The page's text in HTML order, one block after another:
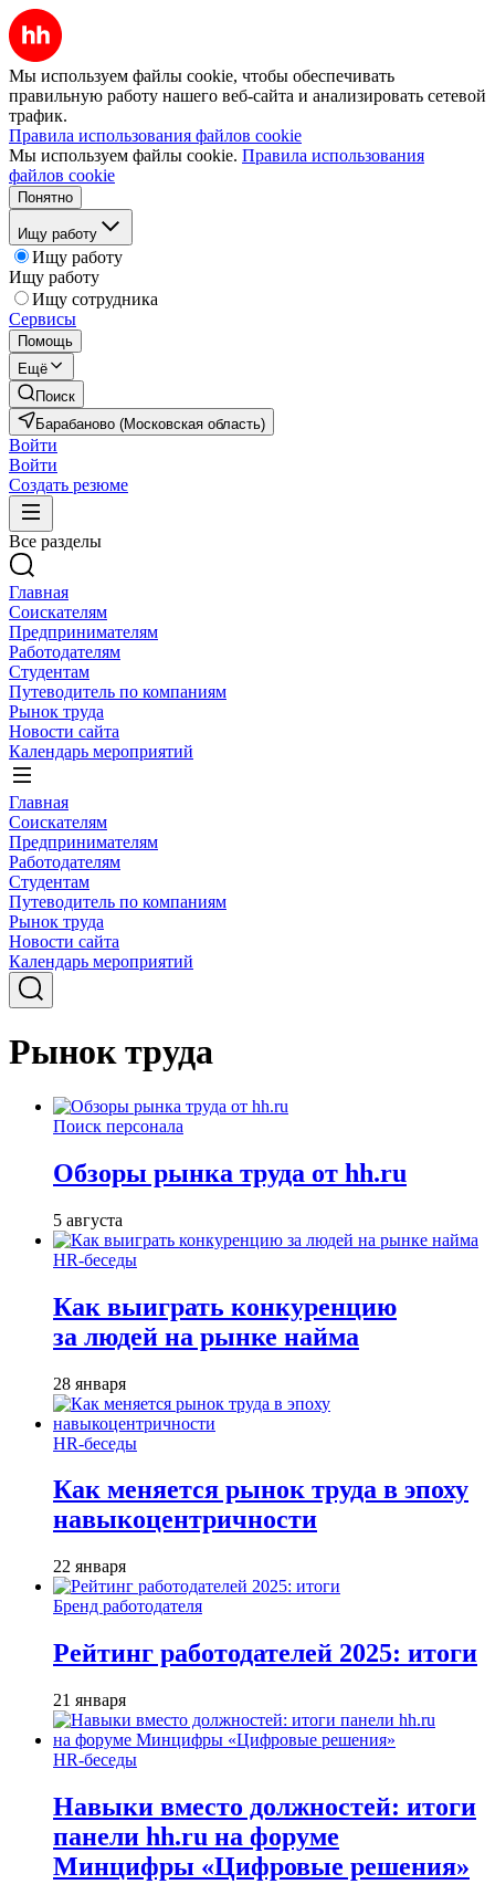
Мы используем файлы cookie, чтобы обеспечивать
правильную работу нашего веб-сайта и анализировать сетевой
трафик.
Правила использования файлов cookie
Мы используем файлы cookie. Правила использования
файлов cookie
Понятно
Ищу работу
Ищу работу
Ищу работу
Ищу сотрудника
Сервисы
Помощь
Ещё
Поиск
Барабаново (Московская область)
Войти
Войти
Создать резюме
Все разделы
Главная
Соискателям
Предпринимателям
Работодателям
Студентам
Путеводитель по компаниям
Рынок труда
Новости сайта
Календарь мероприятий
Главная
Соискателям
Предпринимателям
Работодателям
Студентам
Путеводитель по компаниям
Рынок труда
Новости сайта
Календарь мероприятий
Рынок труда
Поиск персонала
Обзоры рынка труда от hh.ru
5 августа
HR-беседы
Как выиграть конкуренцию
за людей на рынке найма
28 января
HR-беседы
Как меняется рынок труда в эпоху
навыкоцентричности
22 января
Бренд работодателя
Рейтинг работодателей 2025: итоги
21 января
HR-беседы
Навыки вместо должностей: итоги
панели hh.ru на форуме
Минцифры «Цифровые решения»